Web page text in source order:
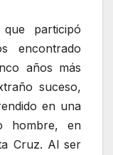
participó
encontrado
años más
suceso,
en una
hombre, en
Cruz. Al ser